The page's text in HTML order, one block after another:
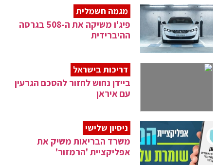
מגמה חשמלית
פיג'ו משיקה את ה-508 בגרסה
ההיברידית
דריכות בישראל
ביידן נחוש לחזור להסכם הגרעין
עם איראן
ניסיון שלישי
משרד הבריאות משיק את
אפליקציית 'הרמזור'